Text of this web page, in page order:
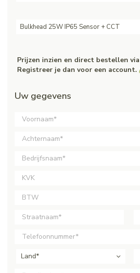
Bulkhead 25W IP65 Sensor + CCT
Prijzen inzien en direct bestellen
Registreer je dan voor een account.
Uw gegevens
Land*